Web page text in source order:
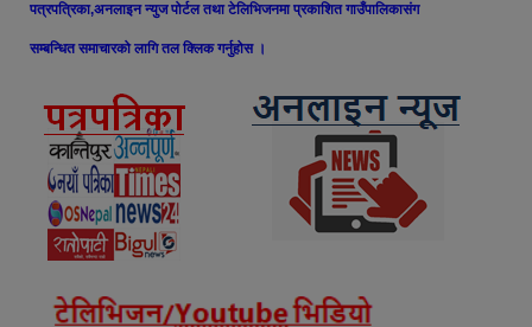
पत्रपत्रिका,अनलाइन न्युज पोर्टल तथा टेलिभिजनमा प्रकाशित गाउँपालिकासंग
सम्बन्धित समाचारको लागि तल क्लिक गर्नुहोस ।